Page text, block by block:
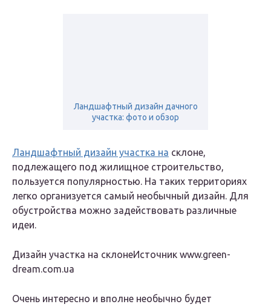
Ландшафтный дизайн дачного
участка: фото и обзор
Ландшафтный дизайн участка на склоне,
подлежащего под жилищное строительство,
пользуется популярностью. На таких территориях
легко организуется самый необычный дизайн. Для
обустройства можно задействовать различные
идеи.
Дизайн участка на склонеИсточник www.green-
dream.com.ua
Очень интересно и вполне необычно будет